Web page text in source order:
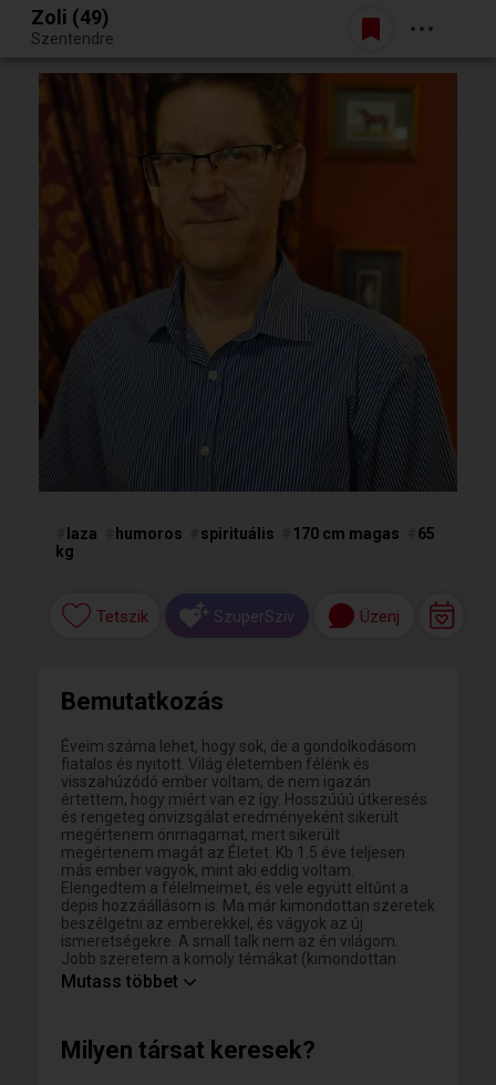
Egy jó randiból bármi lehet.
Belépés
Zoli (49)
Szentendre
laza humoros spirituális 170 cm magas
65
kg
Tetszik SzuperSzív Üzenj
Bemutatkozás
Éveim száma lehet, hogy sok, de a gondolkodásom
fiatalos és nyitott. Világ életemben félénk és
visszahúzódó ember voltam, de nem igazán
értettem, hogy miért van ez így. Hosszúúú útkeresés
és rengeteg önvizsgálat eredményeként sikerült
megértenem önmagamat, mert sikerült
megértenem magát az Életet. Kb 1.5 éve teljesen
más ember vagyok, mint aki eddig voltam.
Elengedtem a félelmeimet, és vele együtt eltűnt a
depis hozzáállásom is. Ma már kimondottan szeretek
beszélgetni az emberekkel, és vágyok az új
ismeretségekre. A small talk nem az én világom.
Jobb szeretem a komoly témákat (kimondottan
szeretek tabukról beszélni, és megfigyelni, ahogyan
JÁTÉK, éppen ezért játszani kell, és élvezni a
létezést. Ha még néhány jelzővel fényezhetném
Mutass többet
Milyen társat keresek?